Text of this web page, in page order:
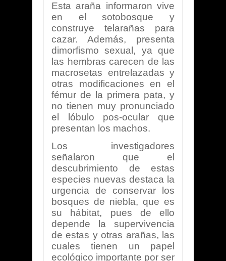
Esta araña informaron vive
en el sotobosque y
construye telarañas para
cazar. Además, presenta
dimorfismo sexual, ya que
las hembras carecen de las
macrosetas entrelazadas y
otras modificaciones en el
fémur de la primera pata, y
no tienen muy pronunciado
el lóbulo pos-ocular que
presentan los machos.
Los investigadores
señalaron que el
descubrimiento de estas
especies nuevas destaca la
urgencia de conservar los
bosques de niebla, que es
su hábitat, pues de ello
depende la supervivencia
de estas y otras arañas, las
cuales tienen un papel
ecológico importante por ser